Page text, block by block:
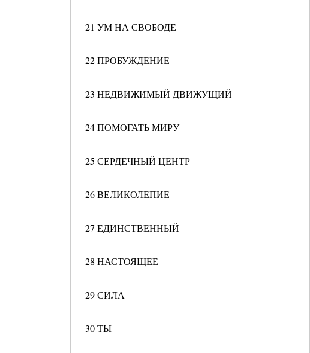
21 УМ НА СВОБОДЕ
22 ПРОБУЖДЕНИЕ
23 НЕДВИЖИМЫЙ ДВИЖУЩИЙ
24 ПОМОГАТЬ МИРУ
25 СЕРДЕЧНЫЙ ЦЕНТР
26 ВЕЛИКОЛЕПИЕ
27 ЕДИНСТВЕННЫЙ
28 НАСТОЯЩЕЕ
29 СИЛА
30 ТЫ